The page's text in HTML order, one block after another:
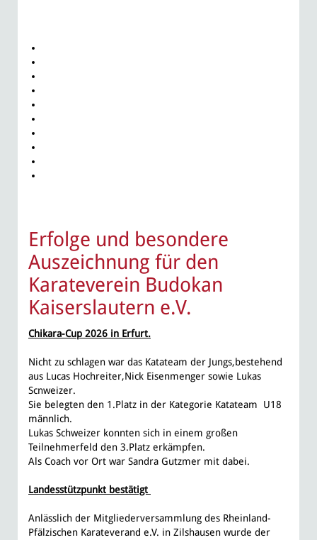
Erfolge und besondere
Auszeichnung für den
Karateverein Budokan
Kaiserslautern e.V.
Chikara-Cup 2026 in Erfurt.
Nicht zu schlagen war das Katateam der Jungs,bestehend
aus Lucas Hochreiter,Nick Eisenmenger sowie Lukas
Scnweizer.
Sie belegten den 1.Platz in der Kategorie Katateam U18
männlich.
Lukas Schweizer konnten sich in einem großen
Teilnehmerfeld den 3.Platz erkämpfen.
Als Coach vor Ort war Sandra Gutzmer mit dabei.
Landesstützpunkt bestätigt
Anlässlich der Mitgliederversammlung des Rheinland-
Pfälzischen Karateverand e.V. in Zilshausen wurde der